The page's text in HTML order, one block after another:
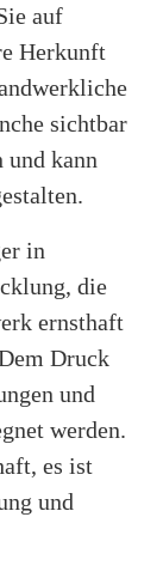
auf
Herkunft
sichtbar
und kann
in
die
ernsthaft
Druck
und
werden.
es ist
und